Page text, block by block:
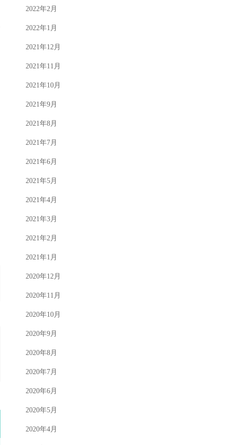
2022年2月
2022年1月
2021年12月
2021年11月
2021年10月
2021年9月
2021年8月
2021年7月
2021年6月
2021年5月
2021年4月
2021年3月
2021年2月
2021年1月
2020年12月
2020年11月
2020年10月
2020年9月
2020年8月
2020年7月
2020年6月
2020年5月
2020年4月